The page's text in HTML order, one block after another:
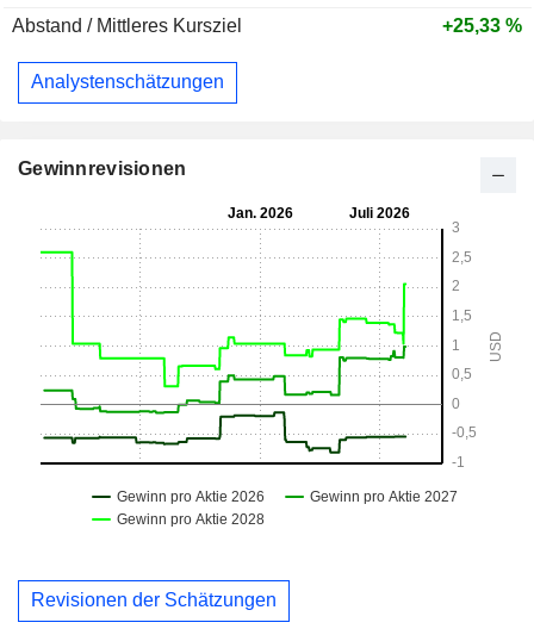
Abstand / Mittleres Kursziel
+25,33 %
Analystenschätzungen
Gewinnrevisionen
Revisionen der Schätzungen